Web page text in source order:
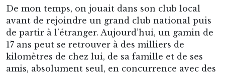
De mon temps, on jouait dans son club local
avant de rejoindre un grand club national puis
de partir à l’étranger. Aujourd’hui, un gamin de
17 ans peut se retrouver à des milliers de
kilomètres de chez lui, de sa famille et de ses
amis, absolument seul, en concurrence avec des